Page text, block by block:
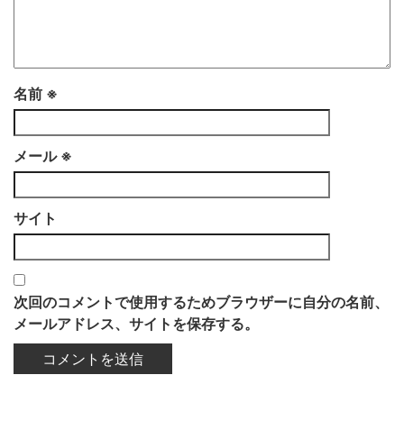
名前 ※
メール ※
サイト
次回のコメントで使用するためブラウザーに自分の名前、
メールアドレス、サイトを保存する。